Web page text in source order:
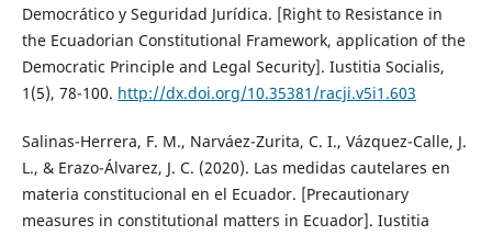
Democrático y Seguridad Jurídica. [Right to Resistance in
the Ecuadorian Constitutional Framework, application of the
Democratic Principle and Legal Security]. Iustitia Socialis,
1(5), 78-100. http://dx.doi.org/10.35381/racji.v5i1.603
Salinas-Herrera, F. M., Narváez-Zurita, C. I., Vázquez-Calle, J.
L., & Erazo-Álvarez, J. C. (2020). Las medidas cautelares en
materia constitucional en el Ecuador. [Precautionary
measures in constitutional matters in Ecuador]. Iustitia